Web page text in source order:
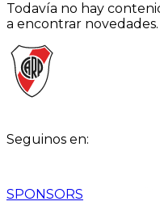
Todavía no hay
a encontrar novedades.
Seguinos en:
SPONSORS